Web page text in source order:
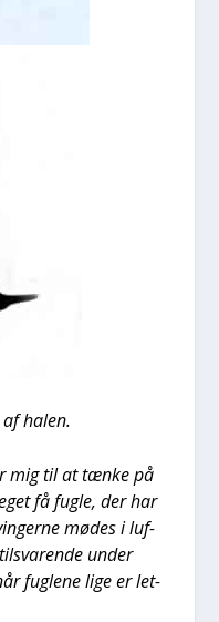
halen.
mig til at tæn­ke på
få fug­le, der har
mødes i luf­
under
fug­le­ne lige er let­